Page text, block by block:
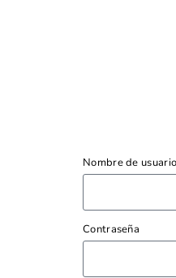
Nombre de
Contraseña